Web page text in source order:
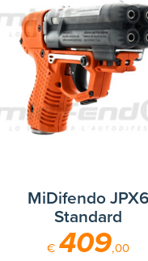
MiDifendo JPX6
Standard
€ 409,00